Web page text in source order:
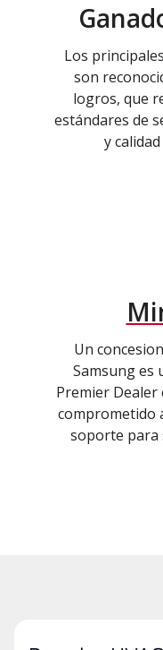
Los
son
logros, que
estándares de
y
Un
Samsung es
Premier Dealer
comprometido
soporte para